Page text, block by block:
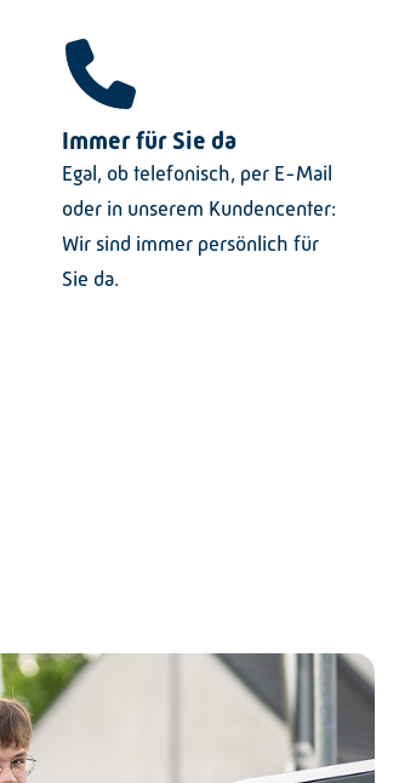
Immer für Sie da
Egal, ob telefonisch, per E-Mail
oder in unserem Kundencenter:
Wir sind immer persönlich für
Sie da.